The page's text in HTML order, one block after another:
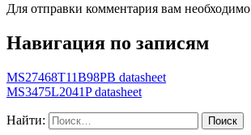
Для отправки комментария вам необходимо
Навигация по записям
MS27468T11B98PB datasheet
MS3475L2041P datasheet
Найти: